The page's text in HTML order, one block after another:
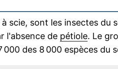
à scie, sont les insectes du
l'absence de pétiole. Le
des 8 000 espèces du